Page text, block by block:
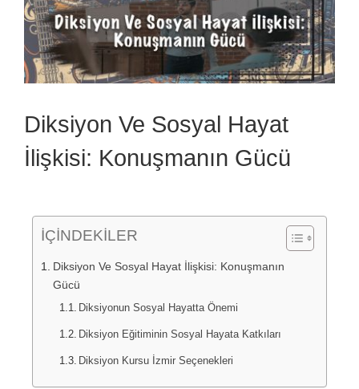
Larger
Image
Diksiyon Ve Sosyal Hayat
İlişkisi: Konuşmanın Gücü
İÇİNDEKİLER
Diksiyon Ve Sosyal Hayat İlişkisi: Konuşmanın
Gücü
Diksiyonun Sosyal Hayatta Önemi
Diksiyon Eğitiminin Sosyal Hayata Katkıları
Diksiyon Kursu İzmir Seçenekleri